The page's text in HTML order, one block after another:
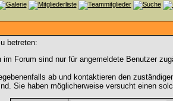
betreten:
Forum sind nur für angemeldete Benutzer
ab und kontaktieren den
Sie haben möglicherweise versucht einen